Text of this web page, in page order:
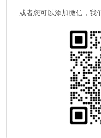
或者您可以添加微信，我